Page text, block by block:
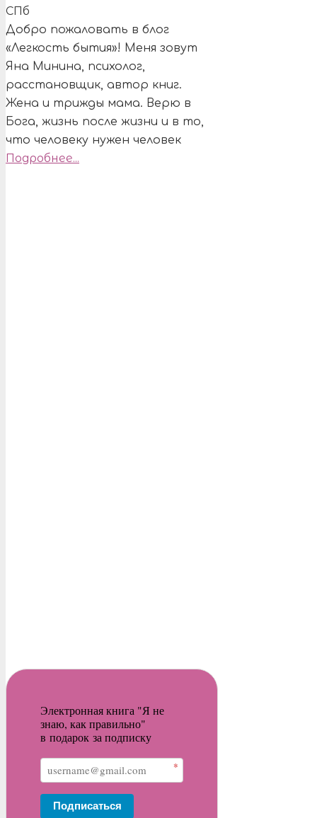
Добро пожаловать в блог
«Легкость бытия»! Меня зовут
Яна Минина, психолог,
расстановщик, автор книг.
Жена и трижды мама. Верю в
Бога, жизнь после жизни и в то,
что человеку нужен человек
Подробнее...
Электронная книга "Я не
знаю, как правильно"
в подарок за подписку
*
Подписаться